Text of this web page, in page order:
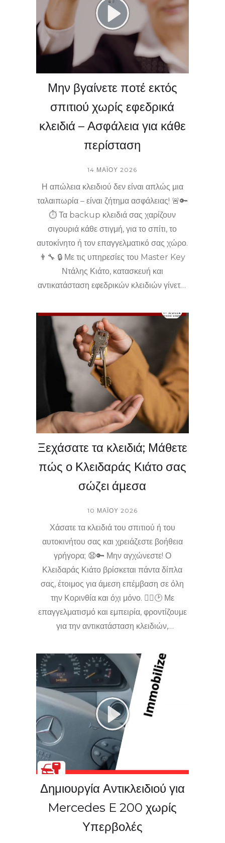
😊 📍 Εξυπηρετούμε όλη την Κορινθία!
Επισκεφθείτε μας τώρα για ασφαλείς
λύσεις στα προβλήματά σας.
Μην βγαίνετε ποτέ εκτός
σπιτιού χωρίς εφεδρικά
κλειδιά – Ασφάλεια για κάθε
περίσταση
14 ΜΑΪ́ΟΥ 2026
Η απώλεια κλειδιού δεν είναι απλώς μια
ταλαιπωρία – είναι ζήτημα ασφάλειας! 🚨🔑
⏱️ Τα backup κλειδιά σας χαρίζουν
σιγουριά κάθε στιγμή, για το σπίτι, το
αυτοκίνητο ή τον επαγγελματικό σας χώρο.
👨‍🔧 🔒 Με τις υπηρεσίες του Master Key
Ντάλης Κιάτο, κατασκευή και
αντικατάσταση εφεδρικών κλειδιών γίνεται
να είστε έτοιμοι πριν προκύψει το
πρόβλημα. 💡 Εξασφαλίστε τώρα το
εφεδρικό σας και προστατέψτε όσους
αγαπάτε! Ελάτε στο Κιάτο ή καλέστε άμεσα
για άμεση υποστήριξη!
Ξεχάσατε τα κλειδιά; Μάθετε
πώς ο Κλειδαράς Κιάτο σας
σώζει άμεσα
10 ΜΑΪ́ΟΥ 2026
Χάσατε τα κλειδιά του σπιτιού ή του
αυτοκινήτου σας και χρειάζεστε βοήθεια
γρήγορα; 😧🔑 Μην αγχώνεστε! Ο
Κλειδαράς Κιάτο βρίσκεται πάντα δίπλα
σας, έτοιμος για άμεση επέμβαση σε όλη
την Κορινθία και όχι μόνο. 🏃‍♂️🕑 Με
επαγγελματισμό και εμπειρία, φροντίζουμε
για την αντικατάσταση κλειδιών,
χρειαστείτε! 🚙🔒 Καλέστε Key Master
Φάνης Ντάλης και εξασφαλίστε άμεση και
ασφαλή πρόσβαση στον χώρο σας. Η
λύση είναι ένα τηλεφώνημα μακριά! 📲😊
Δημιουργία Αντικλειδιού για
Mercedes E 200 χωρίς
Υπερβολές